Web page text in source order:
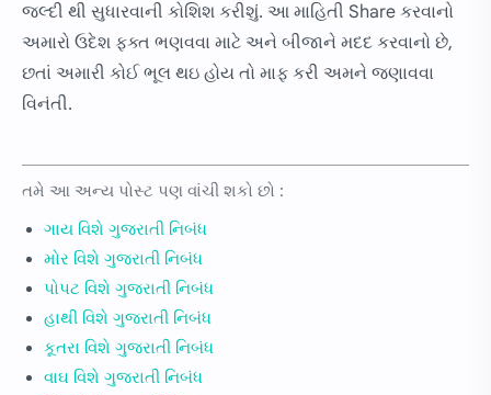
જલ્દી થી સુધારવાની કોશિશ કરીશું. આ માહિતી Share કરવાનો
અમારો ઉદેશ ફક્ત ભણવવા માટે અને બીજાને મદદ કરવાનો છે,
છતાં અમારી કોઈ ભૂલ થઇ હોય તો માફ કરી અમને જણાવવા
વિનંતી.
તમે આ અન્ય પોસ્ટ પણ વાંચી શકો છો :
ગાય વિશે ગુજરાતી નિબંધ
મોર વિશે ગુજરાતી નિબંધ
પોપટ વિશે ગુજરાતી નિબંધ
હાથી વિશે ગુજરાતી નિબંધ
કૂતરા વિશે ગુજરાતી નિબંધ
વાઘ વિશે ગુજરાતી નિબંધ